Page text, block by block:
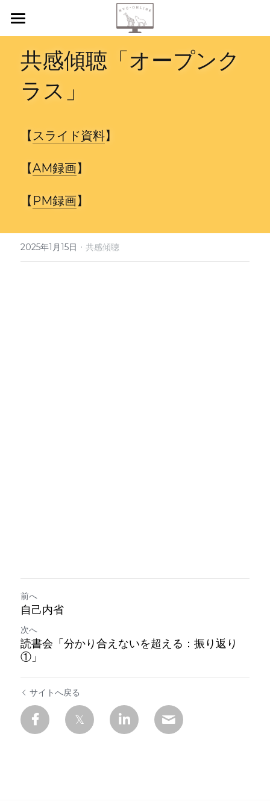
【新規申込】
自己内省
共感傾聴
個人セッション
共感傾聴「オープンク
ラス」
【スライド資料】
【AM録画】
【 PM録画】
2025年1月15日 · 共感傾聴
前へ
自己内省
次へ
読書会「分かり合えないを超える：振り返り
①」
サイトへ戻る